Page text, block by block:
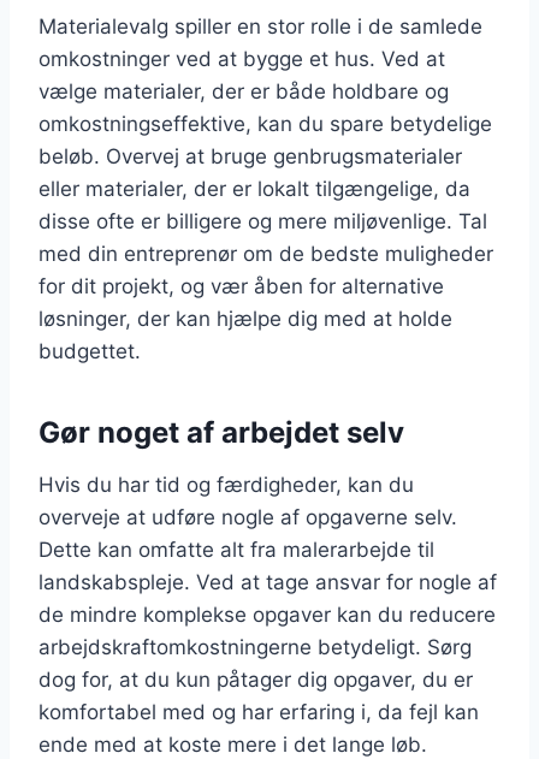
Materialevalg spiller en stor rolle i de samlede
omkostninger ved at bygge et hus. Ved at
vælge materialer, der er både holdbare og
omkostningseffektive, kan du spare betydelige
beløb. Overvej at bruge genbrugsmaterialer
eller materialer, der er lokalt tilgængelige, da
disse ofte er billigere og mere miljøvenlige. Tal
med din entreprenør om de bedste muligheder
for dit projekt, og vær åben for alternative
løsninger, der kan hjælpe dig med at holde
budgettet.
Gør noget af arbejdet selv
Hvis du har tid og færdigheder, kan du
overveje at udføre nogle af opgaverne selv.
Dette kan omfatte alt fra malerarbejde til
landskabspleje. Ved at tage ansvar for nogle af
de mindre komplekse opgaver kan du reducere
arbejdskraftomkostningerne betydeligt. Sørg
dog for, at du kun påtager dig opgaver, du er
komfortabel med og har erfaring i, da fejl kan
ende med at koste mere i det lange løb.